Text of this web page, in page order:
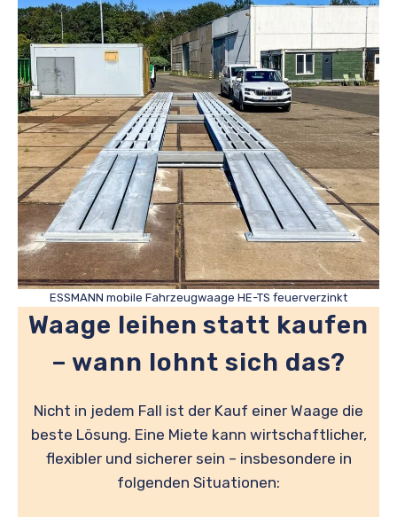
ESSMANN mobile Fahrzeugwaage HE-TS feuerverzinkt
Waage leihen statt kaufen
– wann lohnt sich das?
Nicht in jedem Fall ist der Kauf einer Waage die
beste Lösung. Eine Miete kann wirtschaftlicher,
flexibler und sicherer sein – insbesondere in
folgenden Situationen: